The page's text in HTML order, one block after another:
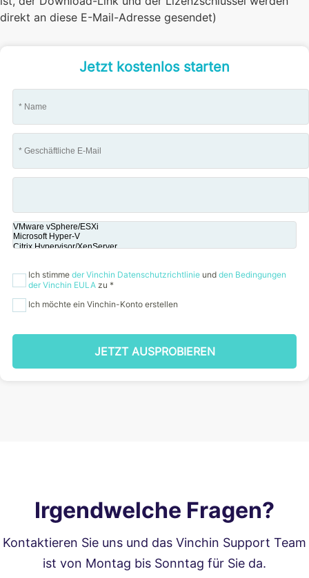
direkt an diese E-Mail-Adresse gesendet)
Jetzt kostenlos starten
Ich stimme der Vinchin Datenschutzrichtlinie und den Bedingungen
der Vinchin EULA zu *
Ich möchte ein Vinchin-Konto erstellen
JETZT AUSPROBIEREN
Irgendwelche Fragen?
Kontaktieren Sie uns und das Vinchin Support Team
ist von Montag bis Sonntag für Sie da.